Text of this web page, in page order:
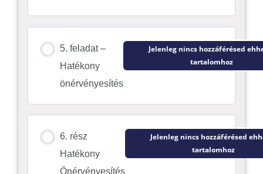
5. feladat –
Hatékony
önérvényesítés
Jelenleg nincs hozzáférésed
tartalomhoz
6. rész
Hatékony
Önérvényesítés
Jelenleg nincs hozzáférésed
tartalomhoz